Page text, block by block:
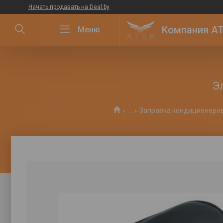
Начать продавать на Deal.by
Компания
Заправка